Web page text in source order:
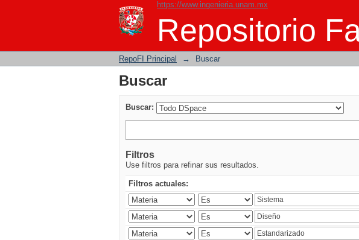
https://www.ingenieria.unam.mx
Repositorio
Buscar
RepoFI Principal → Buscar
Buscar
Buscar:
Filtros
Use filtros para refinar sus resultados.
Filtros actuales: